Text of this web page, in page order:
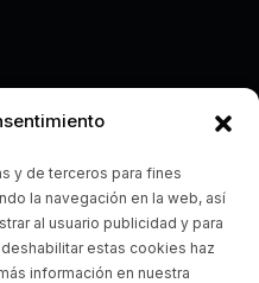
y de terceros para fines
la navegación en la web, así
al usuario publicidad y para
estas cookies haz
información en nuestra